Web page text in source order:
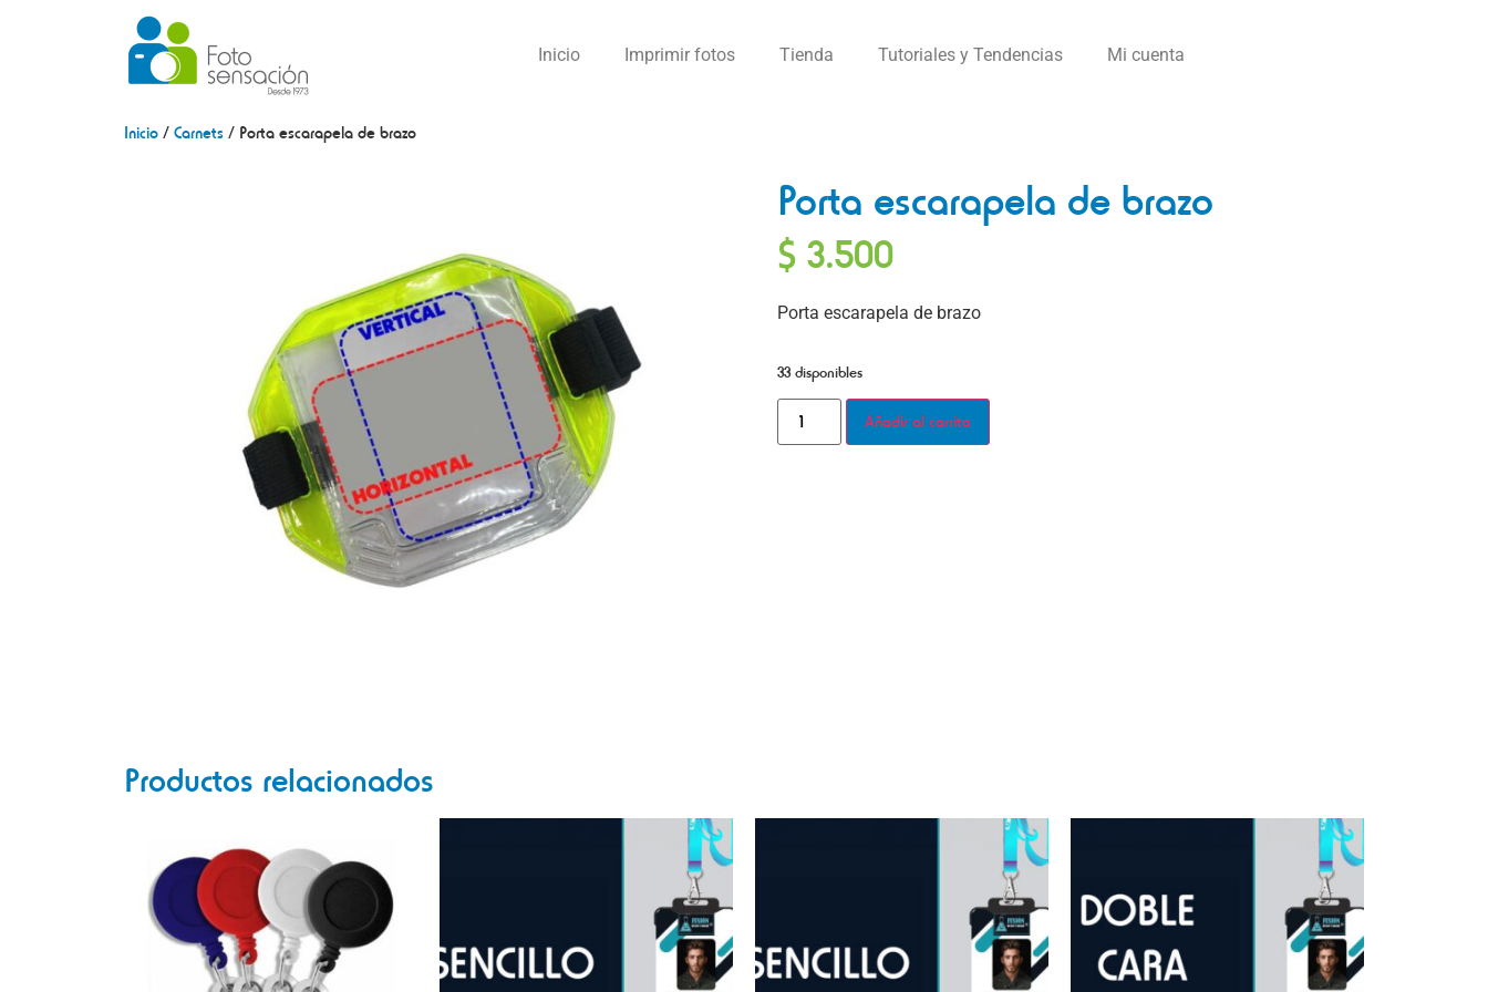
Inicio Imprimir fotos Tienda Tutoriales y Tendencias Mi cuenta
Inicio / Carnets / Porta escarapela de brazo
Porta escarapela de brazo
$ 3.500
Porta escarapela de brazo
33 disponibles
Añadir al carrito
Productos relacionados